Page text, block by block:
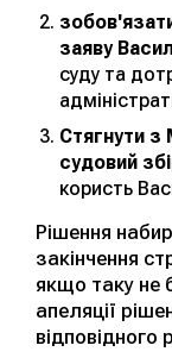
заяву
суду та
Стягнути з
судовий
користь
Рішення
закінчення
якщо таку не
апеляції
відповідного